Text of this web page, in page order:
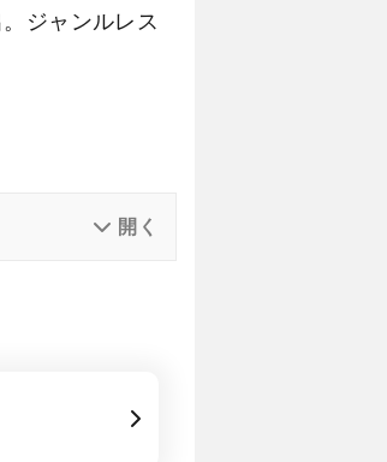
ジャンルレス